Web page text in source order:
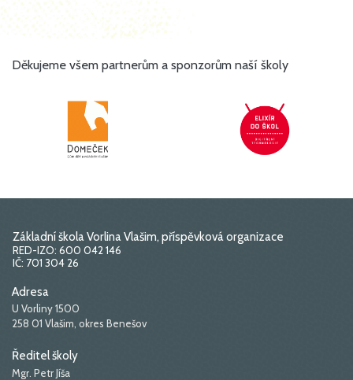
Děkujeme všem partnerům a sponzorům naší školy
Základní škola Vorlina Vlašim, příspěvková organizace
RED-IZO: 600 042 146
IČ: 701 304 26
Adresa
U Vorliny 1500
258 01 Vlašim, okres Benešov
Ředitel školy
Mgr. Petr Jíša